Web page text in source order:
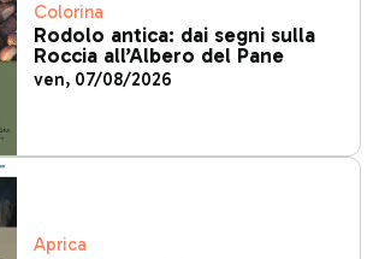
Colorina
Rodolo antica: dai segni sulla
Roccia all’Albero del Pane
ven, 07/08/2026
Aprica